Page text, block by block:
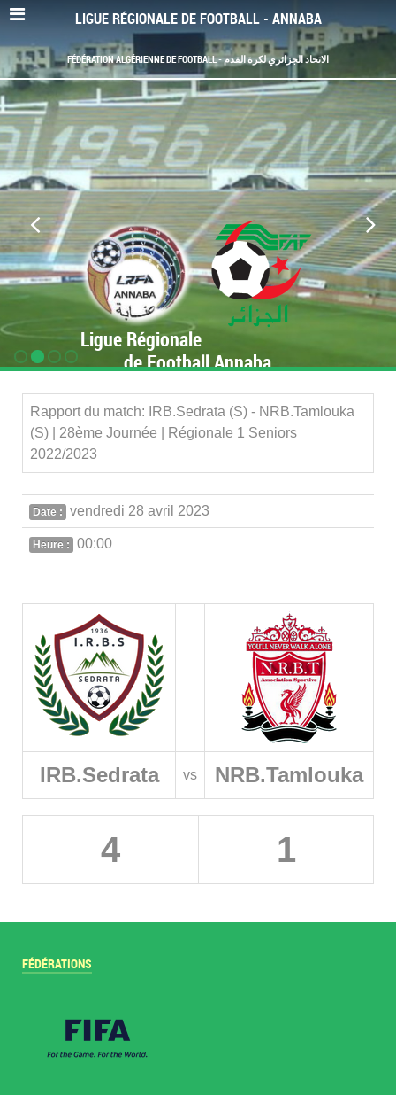
LIGUE RÉGIONALE DE FOOTBALL - ANNABA
FÉDÉRATION ALGÉRIENNE DE FOOTBALL - الاتحاد الجزائري لكرة القدم
Ligue Régionale
de Football Annaba
Rapport du match: IRB.Sedrata (S) - NRB.Tamlouka
(S) | 28ème Journée | Régionale 1 Seniors
2022/2023
Date : vendredi 28 avril 2023
Heure : 00:00
IRB.Sedrata vs NRB.Tamlouka
4 1
FÉDÉRATIONS